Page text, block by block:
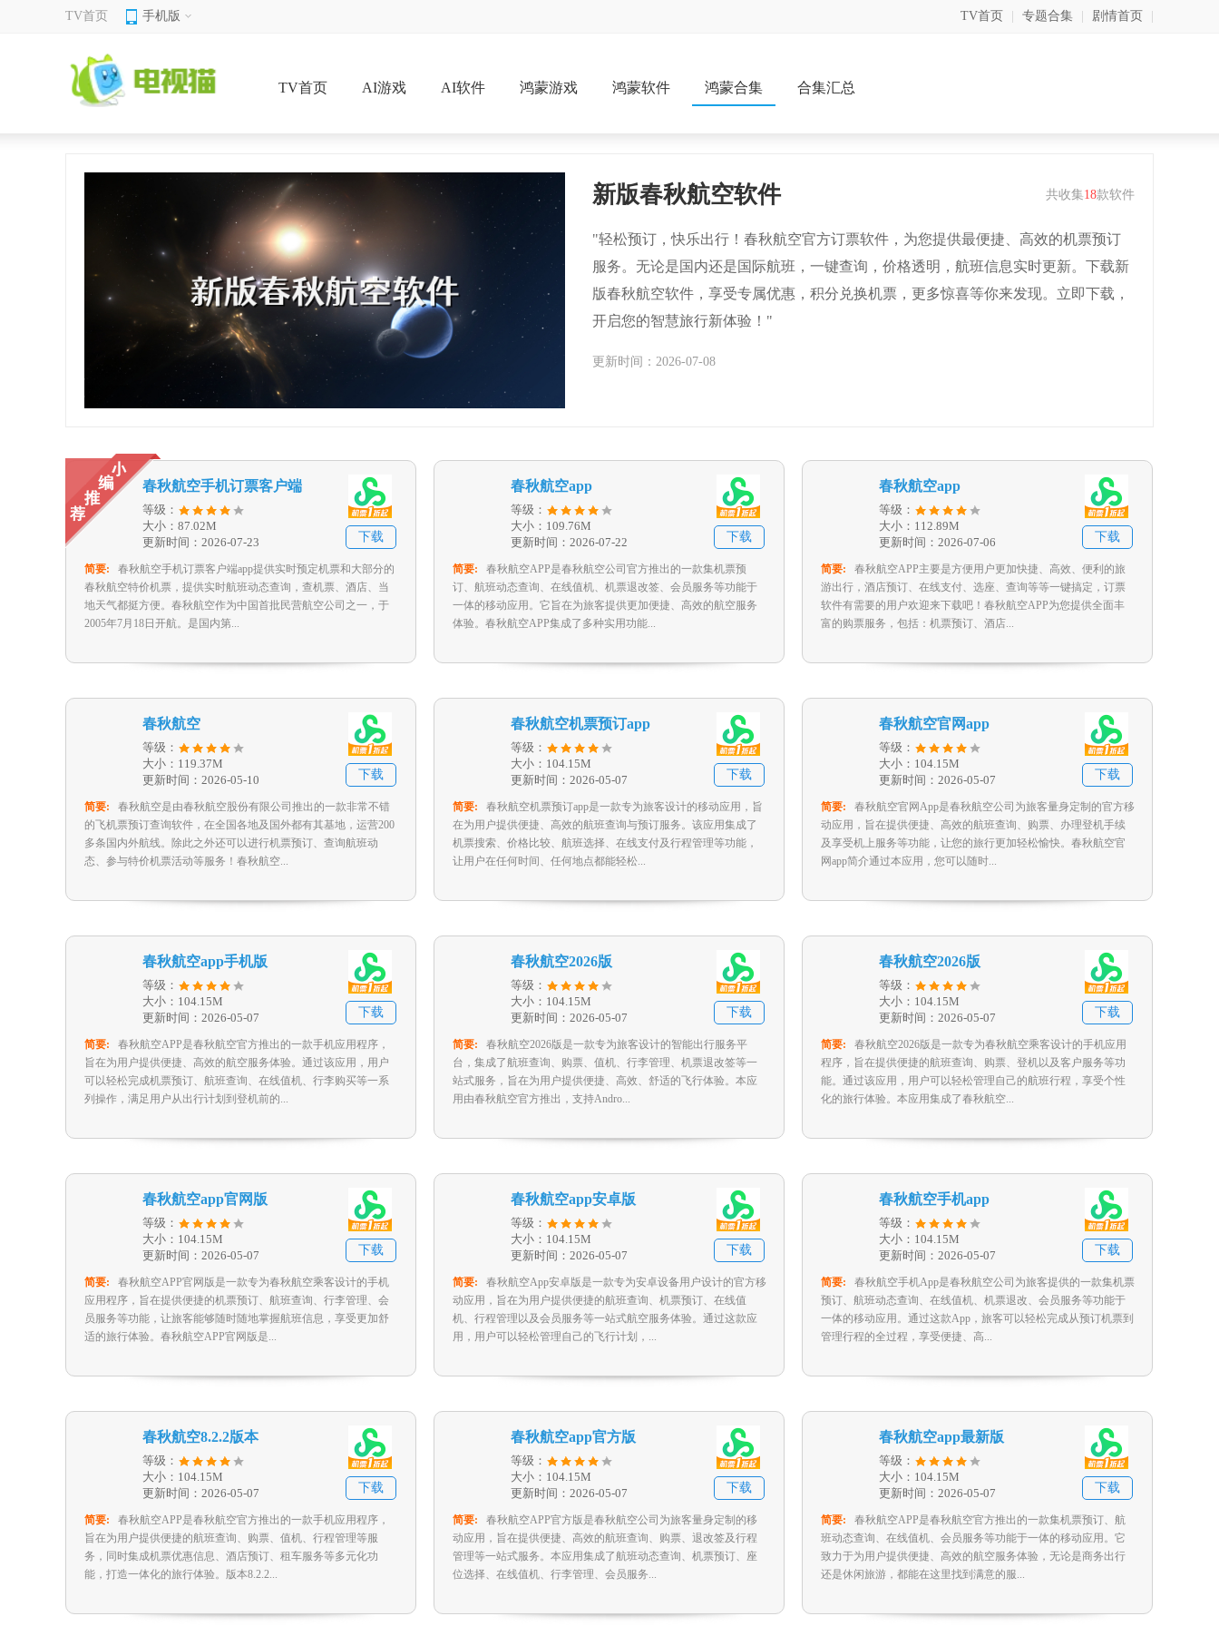
TV首页 手机版 TV首页 专题合集 剧情首页
TV首页 AI游戏 AI软件 鸿蒙游戏 鸿蒙软件 鸿蒙合集 合集汇总
共收集18款软件
新版春秋航空软件
"轻松预订，快乐出行！春秋航空官方订票软件，为您提供最便捷、高效的机票预订
服务。无论是国内还是国际航班，一键查询，价格透明，航班信息实时更新。下载新
版春秋航空软件，享受专属优惠，积分兑换机票，更多惊喜等你来发现。立即下载，
开启您的智慧旅行新体验！"
更新时间：2026-07-08
春秋航空手机订票客户端
等级：
大小：87.02M
更新时间：2026-07-23
下载
简要:
春秋航空手机订票客户端app提供实时预定机票和大部分的
春秋航空特价机票，提供实时航班动态查询，查机票、酒店、当
地天气都挺方便。春秋航空作为中国首批民营航空公司之一，于
2005年7月18日开航。是国内第...
春秋航空app
等级：
大小：109.76M
更新时间：2026-07-22
下载
简要:
春秋航空APP是春秋航空公司官方推出的一款集机票预
订、航班动态查询、在线值机、机票退改签、会员服务等功能于
一体的移动应用。它旨在为旅客提供更加便捷、高效的航空服务
体验。春秋航空APP集成了多种实用功能...
春秋航空app
等级：
大小：112.89M
更新时间：2026-07-06
下载
简要:
春秋航空APP主要是方便用户更加快捷、高效、便利的旅
游出行，酒店预订、在线支付、选座、查询等等一键搞定，订票
软件有需要的用户欢迎来下载吧！春秋航空APP为您提供全面丰
富的购票服务，包括：机票预订、酒店...
春秋航空
等级：
大小：119.37M
更新时间：2026-05-10
下载
简要:
春秋航空是由春秋航空股份有限公司推出的一款非常不错
的飞机票预订查询软件，在全国各地及国外都有其基地，运营200
多条国内外航线。除此之外还可以进行机票预订、查询航班动
态、参与特价机票活动等服务！春秋航空...
春秋航空机票预订app
等级：
大小：104.15M
更新时间：2026-05-07
下载
简要:
春秋航空机票预订app是一款专为旅客设计的移动应用，旨
在为用户提供便捷、高效的航班查询与预订服务。该应用集成了
机票搜索、价格比较、航班选择、在线支付及行程管理等功能，
让用户在任何时间、任何地点都能轻松...
春秋航空官网app
等级：
大小：104.15M
更新时间：2026-05-07
下载
简要:
春秋航空官网App是春秋航空公司为旅客量身定制的官方移
动应用，旨在提供便捷、高效的航班查询、购票、办理登机手续
及享受机上服务等功能，让您的旅行更加轻松愉快。春秋航空官
网app简介通过本应用，您可以随时...
春秋航空app手机版
等级：
大小：104.15M
更新时间：2026-05-07
下载
简要:
春秋航空APP是春秋航空官方推出的一款手机应用程序，
旨在为用户提供便捷、高效的航空服务体验。通过该应用，用户
可以轻松完成机票预订、航班查询、在线值机、行李购买等一系
列操作，满足用户从出行计划到登机前的...
春秋航空2026版
等级：
大小：104.15M
更新时间：2026-05-07
下载
简要:
春秋航空2026版是一款专为旅客设计的智能出行服务平
台，集成了航班查询、购票、值机、行李管理、机票退改签等一
站式服务，旨在为用户提供便捷、高效、舒适的飞行体验。本应
用由春秋航空官方推出，支持Andro...
春秋航空2026版
等级：
大小：104.15M
更新时间：2026-05-07
下载
简要:
春秋航空2026版是一款专为春秋航空乘客设计的手机应用
程序，旨在提供便捷的航班查询、购票、登机以及客户服务等功
能。通过该应用，用户可以轻松管理自己的航班行程，享受个性
化的旅行体验。本应用集成了春秋航空...
春秋航空app官网版
等级：
大小：104.15M
更新时间：2026-05-07
下载
简要:
春秋航空APP官网版是一款专为春秋航空乘客设计的手机
应用程序，旨在提供便捷的机票预订、航班查询、行李管理、会
员服务等功能，让旅客能够随时随地掌握航班信息，享受更加舒
适的旅行体验。春秋航空APP官网版是...
春秋航空app安卓版
等级：
大小：104.15M
更新时间：2026-05-07
下载
简要:
春秋航空App安卓版是一款专为安卓设备用户设计的官方移
动应用，旨在为用户提供便捷的航班查询、机票预订、在线值
机、行程管理以及会员服务等一站式航空服务体验。通过这款应
用，用户可以轻松管理自己的飞行计划，...
春秋航空手机app
等级：
大小：104.15M
更新时间：2026-05-07
下载
简要:
春秋航空手机App是春秋航空公司为旅客提供的一款集机票
预订、航班动态查询、在线值机、机票退改、会员服务等功能于
一体的移动应用。通过这款App，旅客可以轻松完成从预订机票到
管理行程的全过程，享受便捷、高...
春秋航空8.2.2版本
等级：
大小：104.15M
更新时间：2026-05-07
下载
简要:
春秋航空APP是春秋航空官方推出的一款手机应用程序，
旨在为用户提供便捷的航班查询、购票、值机、行程管理等服
务，同时集成机票优惠信息、酒店预订、租车服务等多元化功
能，打造一体化的旅行体验。版本8.2.2...
春秋航空app官方版
等级：
大小：104.15M
更新时间：2026-05-07
下载
简要:
春秋航空APP官方版是春秋航空公司为旅客量身定制的移
动应用，旨在提供便捷、高效的航班查询、购票、退改签及行程
管理等一站式服务。本应用集成了航班动态查询、机票预订、座
位选择、在线值机、行李管理、会员服务...
春秋航空app最新版
等级：
大小：104.15M
更新时间：2026-05-07
下载
简要:
春秋航空APP是春秋航空官方推出的一款集机票预订、航
班动态查询、在线值机、会员服务等功能于一体的移动应用。它
致力于为用户提供便捷、高效的航空服务体验，无论是商务出行
还是休闲旅游，都能在这里找到满意的服...